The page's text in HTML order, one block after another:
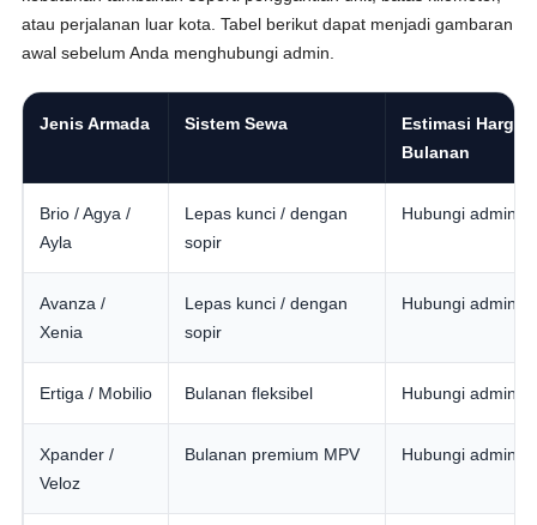
atau perjalanan luar kota. Tabel berikut dapat menjadi gambaran
awal sebelum Anda menghubungi admin.
Jenis Armada Sistem Sewa
Estimasi Harga
Bulanan
Brio / Agya /
Ayla
Lepas kunci / dengan
sopir
Hubungi admin
Avanza /
Xenia
Lepas kunci / dengan
sopir
Hubungi admin
Ertiga / Mobilio Bulanan fleksibel Hubungi admin
Xpander /
Veloz
Bulanan premium MPV Hubungi admin